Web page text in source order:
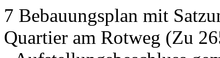
7 Bebauungsplan mit
Quartier am Rotweg (Zu